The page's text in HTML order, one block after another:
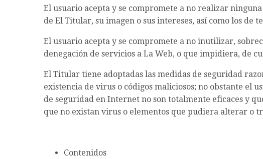
El usuario acepta y se compromete a no realizar
de El Titular, su imagen o sus intereses, así como los de
El usuario acepta y se compromete a no inutilizar,
denegación de servicios a La Web, o que impidiera, de
El Titular tiene adoptadas las medidas de seguridad
existencia de virus o códigos maliciosos; no obstante el
de seguridad en Internet no son totalmente eficaces y
que no existan virus o elementos que pudiera alterar o
Contenidos